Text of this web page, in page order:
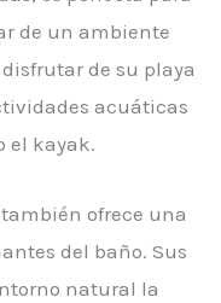
de un ambiente
de su playa
acuáticas
el kayak.
ofrece una
del baño. Sus
natural la